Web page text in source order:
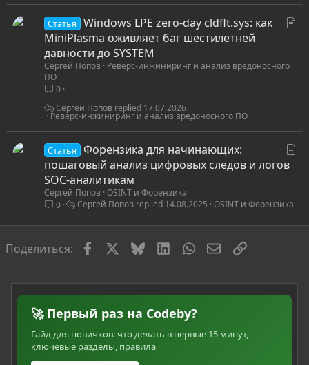
я
Статья
Windows LPE zero-day cldflt.sys: как
MiniPlasma оживляет баг шестилетней
давности до SYSTEM
Сергей Попов Реверс-инжиниринг и анализ вредоносного
ПО
0
Реверс-инжиниринг и анализ вредоносного ПО
17.07.2026
Сергей Попов
я
Статья
Форензика для начинающих:
пошаговый анализ цифровых следов и логов
SOC-аналитикам
Сергей Попов OSINT и Форензика
0
OSINT и Форензика
14.08.2025
Сергей Попов
Поделиться: FacebookBlueskyLinkedInWhatsAppЭлектронная
Ссылка
🚀 Первый раз на Codeby?
Гайд для новичков: что делать в первые 15 минут,
ключевые разделы, правила